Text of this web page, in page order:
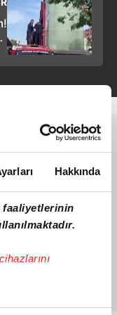
Hakkında
faaliyetlerinin
özel